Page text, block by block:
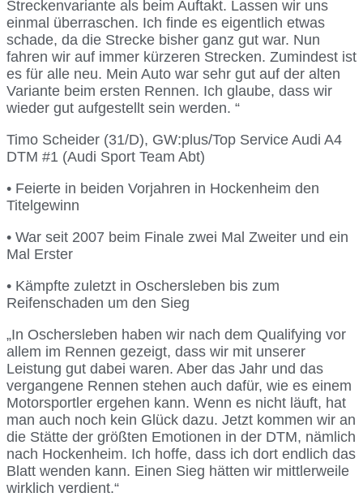
Streckenvariante als beim Auftakt. Lassen wir uns
einmal überraschen. Ich finde es eigentlich etwas
schade, da die Strecke bisher ganz gut war. Nun
fahren wir auf immer kürzeren Strecken. Zumindest ist
es für alle neu. Mein Auto war sehr gut auf der alten
Variante beim ersten Rennen. Ich glaube, dass wir
wieder gut aufgestellt sein werden. “
Timo Scheider (31/D), GW:plus/Top Service Audi A4
DTM #1 (Audi Sport Team Abt)
• Feierte in beiden Vorjahren in Hockenheim den
Titelgewinn
• War seit 2007 beim Finale zwei Mal Zweiter und ein
Mal Erster
• Kämpfte zuletzt in Oschersleben bis zum
Reifenschaden um den Sieg
„In Oschersleben haben wir nach dem Qualifying vor
allem im Rennen gezeigt, dass wir mit unserer
Leistung gut dabei waren. Aber das Jahr und das
vergangene Rennen stehen auch dafür, wie es einem
Motorsportler ergehen kann. Wenn es nicht läuft, hat
man auch noch kein Glück dazu. Jetzt kommen wir an
die Stätte der größten Emotionen in der DTM, nämlich
nach Hockenheim. Ich hoffe, dass ich dort endlich das
Blatt wenden kann. Einen Sieg hätten wir mittlerweile
wirklich verdient.“